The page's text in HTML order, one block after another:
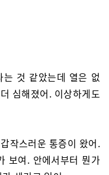
것 같았는데 열은 없
심해졌어. 이상하게도
작스러운 통증이 왔어.
보여. 안에서부터 뭔가